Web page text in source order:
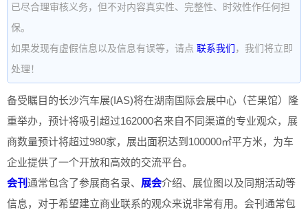
已尽合理审核义务，但不对内容真实性、完整性、时效性作任何担
保。
如果发现有虚假信息以及信息有误等，请点 联系我们 ，我们将立即
处理！
备受瞩目的长沙汽车展(IAS)将在湖南国际会展中心（芒果馆）隆
重举办，预计将吸引超过162000名来自不同渠道的专业观众，展
商数量预计将超过980家，展出面积达到100000㎡平方米，为车
企业提供了一个开放和高效的交流平台。
会刊 通常包含了参展商名录、 展会介绍、展位图以及同期活动等
信息，对于希望建立商业联系的观众来说非常有用。会刊通常包